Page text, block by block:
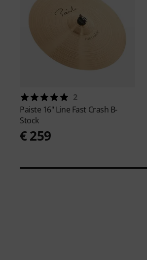
2
Paiste 16" Line Fast Crash B-
Stock
€ 259